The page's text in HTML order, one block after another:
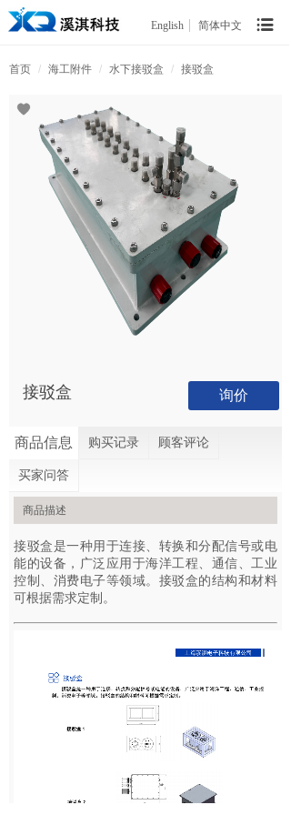
English 简体中文
首页 / 海工附件 / 水下接驳盒 / 接驳盒
接驳盒
商品信息 购买记录 顾客评论
买家问答
商品描述
接驳盒是一种用于连接、转换和分配信号或电
能的设备，广泛应用于海洋工程、通信、工业
控制、消费电子等领域。接驳盒的结构和材料
可根据需求定制。
询价